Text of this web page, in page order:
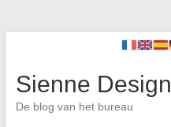
Sienne Design
De blog van het bureau